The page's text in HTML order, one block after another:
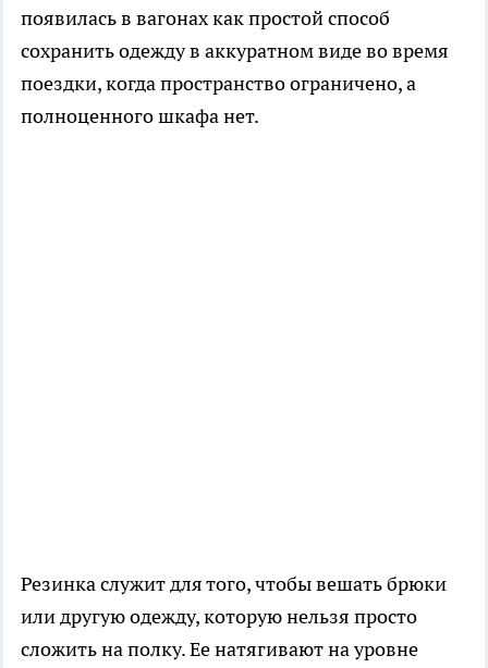
появилась в вагонах как простой способ
сохранить одежду в аккуратном виде во время
поездки, когда пространство ограничено, а
полноценного шкафа нет.
Резинка служит для того, чтобы вешать брюки
или другую одежду, которую нельзя просто
сложить на полку. Ее натягивают на уровне